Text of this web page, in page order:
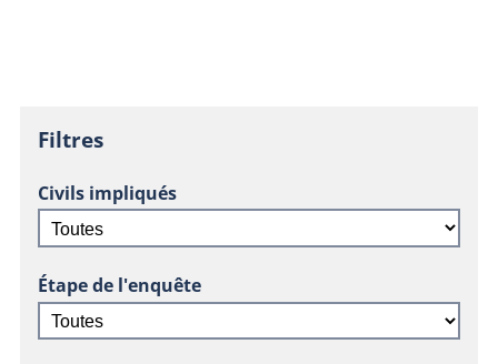
Filtres
Civils impliqués
Étape de l'enquête